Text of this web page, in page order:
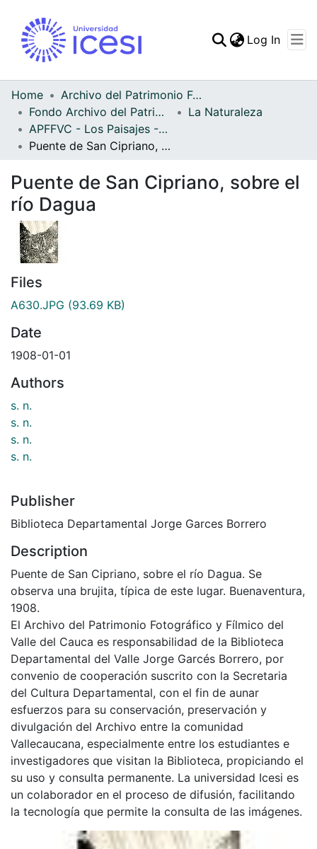
Statistics
Log In
Home
Archivo del Patrimonio Fotográfico y Fílmico del Valle del Cauca
Fondo Archivo del Patrimonio Fotográfico y Fílmico del Valle del Cauca
La Naturaleza
APFFVC - Los Paisajes - Patrimonial
Puente de San Cipriano, sobre el río Dagua
Puente de San Cipriano, sobre el
río Dagua
Files
A630.JPG (93.69 KB)
Date
1908-01-01
Authors
s. n.
s. n.
s. n.
s. n.
Publisher
Biblioteca Departamental Jorge Garces Borrero
Description
Puente de San Cipriano, sobre el río Dagua. Se
observa una brujita, típica de este lugar. Buenaventura,
1908.
El Archivo del Patrimonio Fotográfico y Fílmico del
Valle del Cauca es responsabilidad de la Biblioteca
Departamental del Valle Jorge Garcés Borrero, por
convenio de cooperación suscrito con la Secretaria
del Cultura Departamental, con el fin de aunar
esfuerzos para su conservación, preservación y
divulgación del Archivo entre la comunidad
Vallecaucana, especialmente entre los estudiantes e
investigadores que visitan la Biblioteca, propiciando el
su uso y consulta permanente. La universidad Icesi es
un colaborador en el proceso de difusión, facilitando
la tecnología que permite la consulta de las imágenes.